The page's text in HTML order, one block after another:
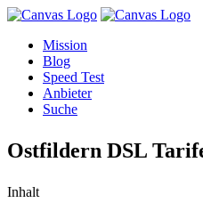
Mission
Blog
Speed Test
Anbieter
Suche
Ostfildern DSL
Inhalt